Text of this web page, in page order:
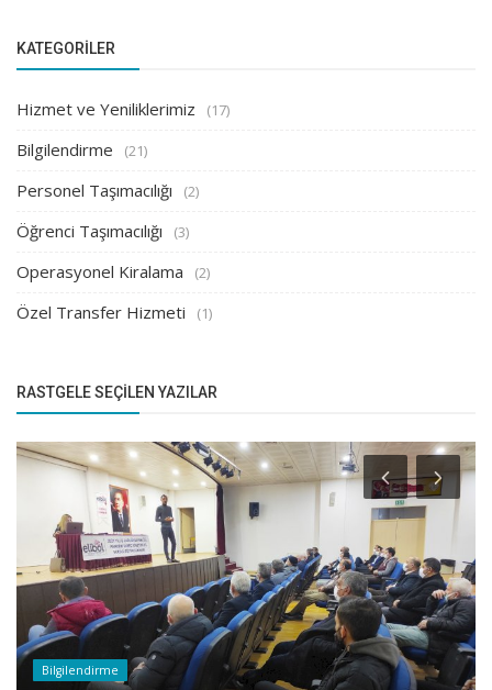
KATEGORILER
Hizmet ve Yeniliklerimiz (17)
Bilgilendirme (21)
Personel Taşımacılığı (2)
Öğrenci Taşımacılığı (3)
Operasyonel Kiralama (2)
Özel Transfer Hizmeti (1)
RASTGELE SEÇILEN YAZILAR
Bilgilendirme